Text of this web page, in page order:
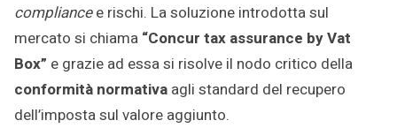
compliancee rischi. La soluzione introdotta sul
mercato si chiama “Concur tax assurance by Vat
Box” e grazie ad essa si risolve il nodo critico della
conformità normativa agli standard del recupero
dell’imposta sul valore aggiunto.